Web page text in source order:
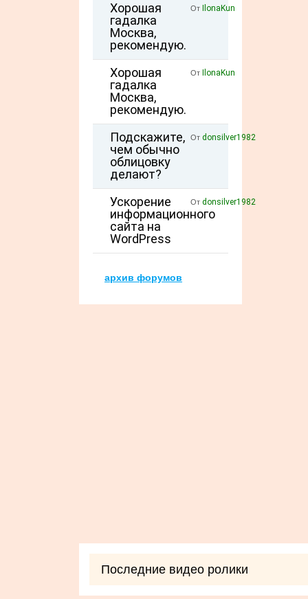
Хорошая
гадалка
Москва,
рекомендую.
От IlonaKun
Хорошая
гадалка
Москва,
рекомендую.
От IlonaKun
Подскажите,
чем обычно
облицовку
делают?
Отdonsilver1982
Ускорение
информационного
сайта на
WordPress
Отdonsilver1982
архив форумов
Последние видео ролики